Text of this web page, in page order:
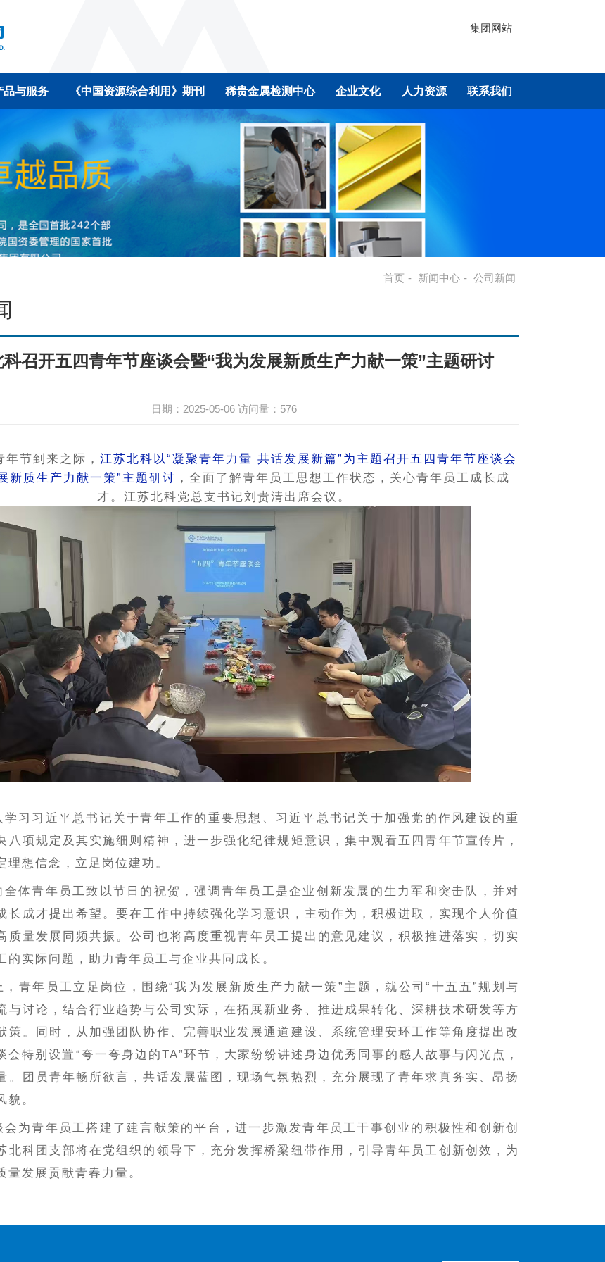
集团网站
品与服务 《中国资源综合利用》期刊 稀贵金属检测中心 企业文化 人力资源 联系我们
首页 - 新闻中心 - 公司新闻
召开五四青年节座谈会暨“我为发展新质生产力献一策”主题研讨
日期：2025-05-06 访问量： 576
年节到来之际， 江苏北科以“凝聚青年力量 共话发展新篇”为主题召开五四青年节座谈会
新质生产力献一策” 主题研讨 ，全面了解青年员工思想工作状态，关心青年员工成长成
才。江苏北科党总支书记刘贵清出席会议。
学习习近平总书记关于青年工作的重要思想、习近平总书记关于加强党的作风建设的重
八项规定及其实施细则精神，进一步强化纪律规矩意识，集中观看五四青年节宣传片，
理想信念，立足岗位建功。
全体青年员工致以节日的祝贺，强调青年员工是企业创新发展的生力军和突击队，并对
长成才提出希望。要在工作中持续强化学习意识，主动作为，积极进取，实现个人价值
质量发展同频共振。公司也将高度重视青年员工提出的意见建议，积极推进落实，切实
的实际问题，助力青年员工与企业共同成长。
，青年员工立足岗位，围绕“我为发展新质生产力献一策”主题，就公司“十五五”规划与
与讨论，结合行业趋势与公司实际，在拓展新业务、推进成果转化、深耕技术研发等方
策。同时，从加强团队协作、完善职业发展通道建设、系统管理安环工作等角度提出改
会特别设置“夸一夸身边的TA”环节，大家纷纷讲述身边优秀同事的感人故事与闪光点，
。团员青年畅所欲言，共话发展蓝图，现场气氛热烈，充分展现了青年求真务实、昂扬
貌。
会为青年员工搭建了建言献策的平台，进一步激发青年员工干事创业的积极性和创新创
北科团支部将在党组织的领导下，充分发挥桥梁纽带作用，引导青年员工创新创效，为
量发展贡献青春力量。